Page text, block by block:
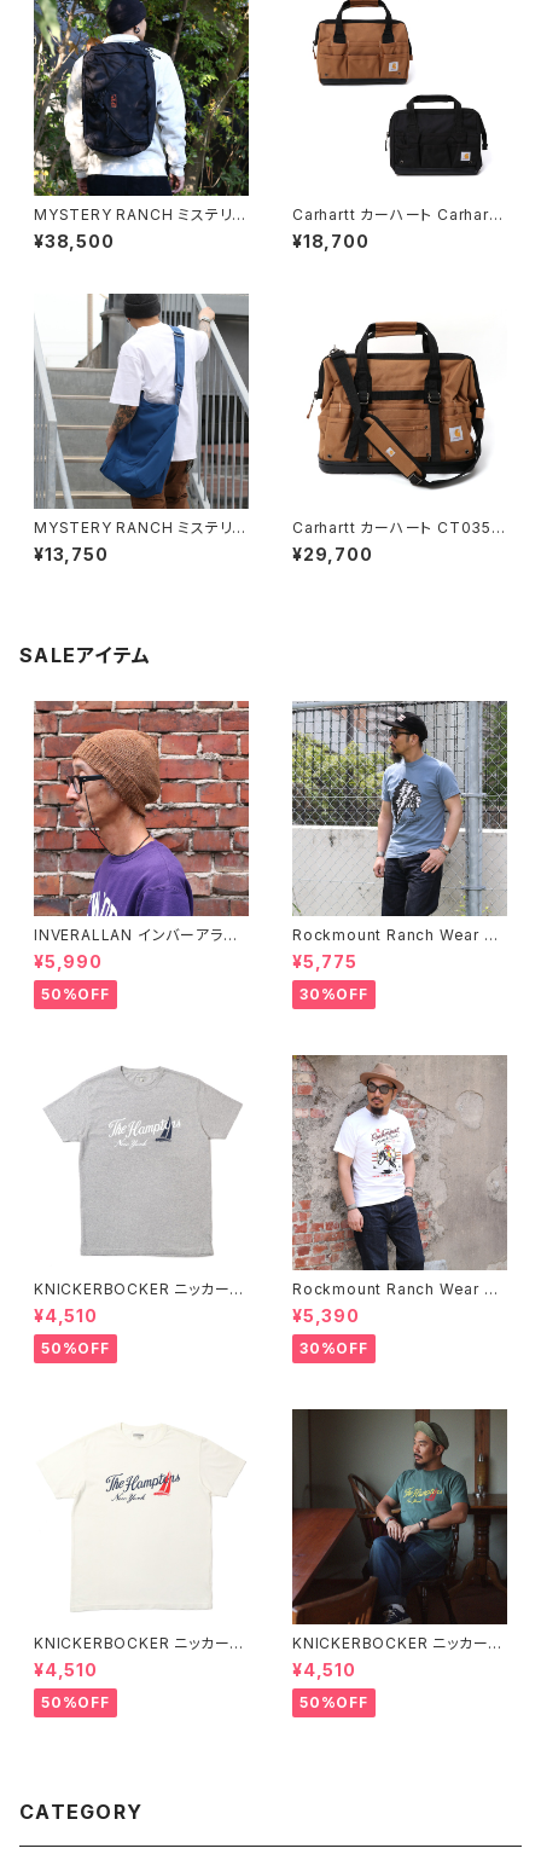
MYSTERY RANCH ミステリー
ランチ 3 Way 27 Expandabl
e Briefcase 3ウェイ バックパ
¥38,500
Carhartt カーハート Carhartt
カーハート CT0351 14 Inch 2
5 Pocket Heavyweight To
¥18,700
MYSTERY RANCH ミステリー
ランチ BINDLE 20 ビンドル シ
ョルダーバッグ トートバッグ 全3
¥13,750
Carhartt カーハート CT0354
18 Inch Molded Base Heav
yweight Tool Bag レガシー
¥29,700
SALEアイテム
INVERALLAN インバーアラン 1
00%ピュアウール ニットキャッ
プ 全8色
¥5,990
50%OFF
Rockmount Ranch Wear ロ
ックマウント ランチウェア Chie
f Western T-Shirt 半袖Tシャ
ツ 全2色
¥5,775
30%OFF
KNICKERBOCKER ニッカーボ
ッカー HEATHER GREY ハン
プトン Tシャツ
¥4,510
50%OFF
Rockmount Ranch Wear ロ
ックマウント ランチウェア Rock
mount Bronc Western T-Sh
irt 半袖Tシャツ 全3色
¥5,390
30%OFF
KNICKERBOCKER ニッカーボ
ッカー MILK ハンプトン Tシャ
ツ
¥4,510
50%OFF
KNICKERBOCKER ニッカーボ
ッカー GREEN ハンプトン Tシ
ャツ
¥4,510
50%OFF
CATEGORY